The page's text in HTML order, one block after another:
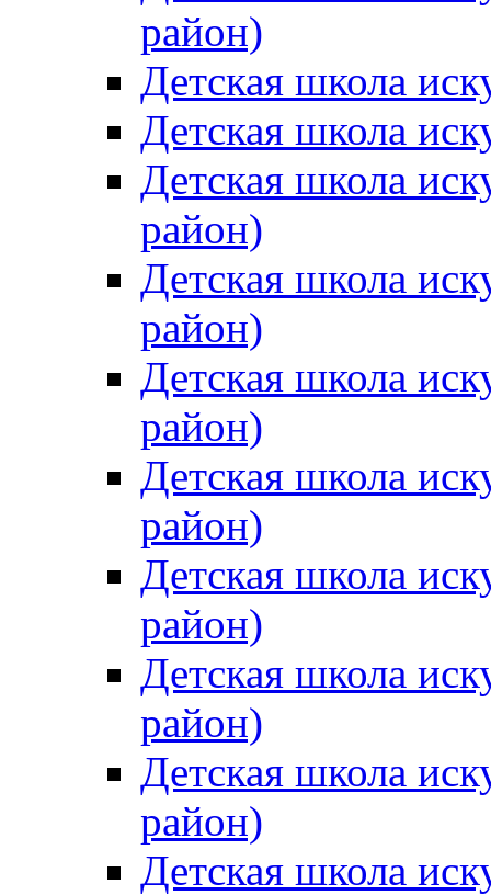
район)
Детская школа
Детская школа
Детская школа
район)
Детская школа
район)
Детская школа
район)
Детская школа
район)
Детская школа
район)
Детская школа
район)
Детская школа
район)
Детская школа